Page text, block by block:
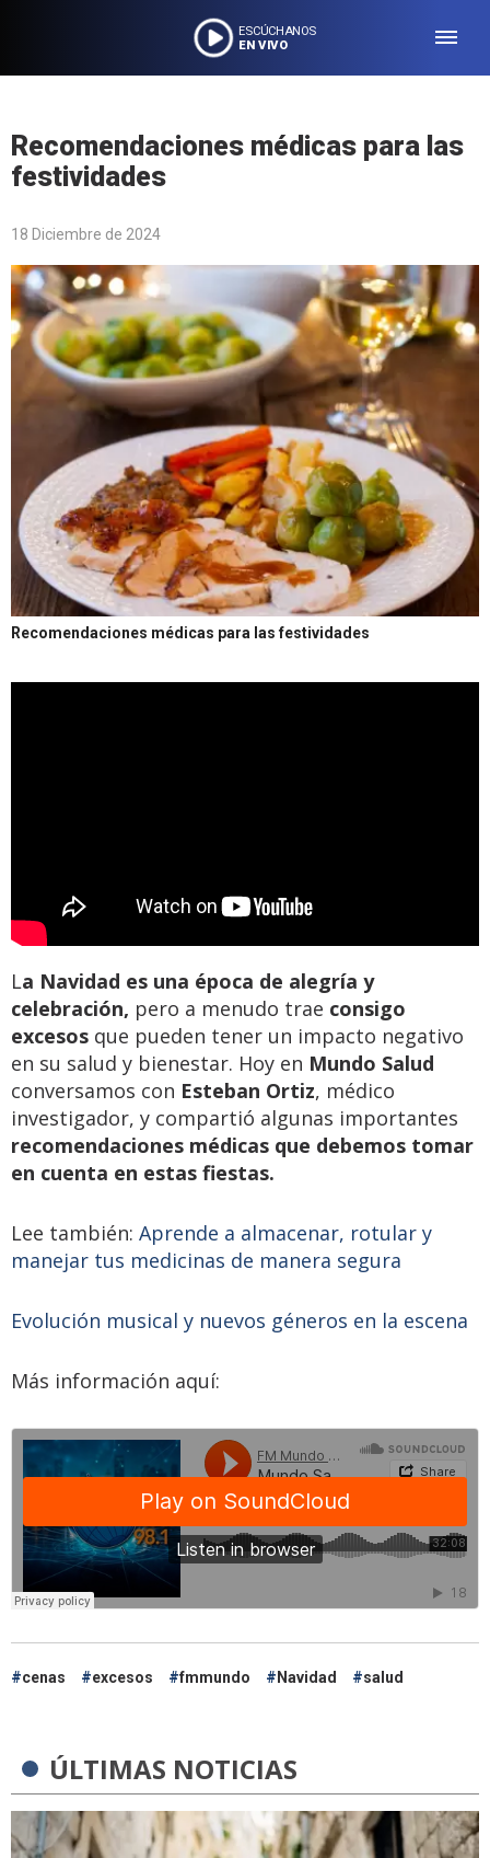
ESCÚCHANOS
EN VIVO
Recomendaciones médicas para las
festividades
18 Diciembre de 2024
Recomendaciones médicas para las festividades
La Navidad es una época de alegría y
celebración, pero a menudo trae consigo
excesos que pueden tener un impacto negativo
en su salud y bienestar. Hoy en Mundo Salud
conversamos con Esteban Ortiz, médico
investigador, y compartió algunas importantes
recomendaciones médicas que debemos tomar
en cuenta en estas fiestas.
Lee también: Aprende a almacenar, rotular y
manejar tus medicinas de manera segura
Evolución musical y nuevos géneros en la escena
Más información aquí:
cenas excesos fmmundo Navidad salud
ÚLTIMAS NOTICIAS